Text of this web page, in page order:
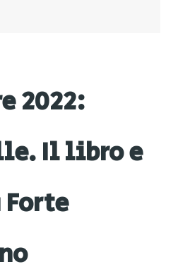
2022:
Il libro e